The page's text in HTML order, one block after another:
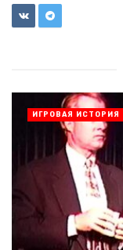
ИГРОВАЯ ИСТОРИЯ